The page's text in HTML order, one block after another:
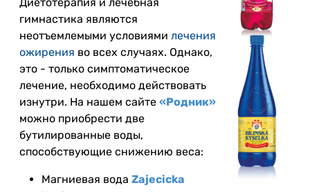
гимнастика являются
неотъемлемыми условиями лечения
ожирения во всех случаях. Однако,
это - только симптоматическое
лечение, необходимо действовать
изнутри. На нашем сайте «Родник»
можно приобрести две
бутилированные воды,
способствующие снижению веса:
Магниевая вода Zajecicka